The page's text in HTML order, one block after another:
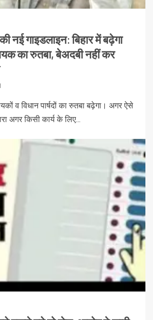
नई गाइडलाइन: बिहार में बढ़ेगा
का रुतबा, बेअदबी नहीं कर
व विधान पार्षदों का रुतबा बढ़ेगा। अगर ऐसे
अगर किसी कार्य के लिए...